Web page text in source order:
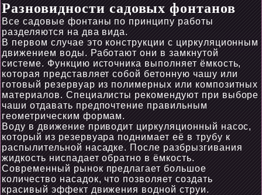
Разновидности садовых фонтанов
Все садовые фонтаны по принципу работы
разделяются на два вида.
В первом случае это конструкции с циркуляционным
движением воды. Работают они в замкнутой
системе. Функцию источника выполняет ёмкость,
которая представляет собой бетонную чашу или
готовый резервуар из полимерных или композитных
материалов. Специалисты рекомендуют при выборе
чаши отдавать предпочтение правильным
геометрическим формам.
Воду в движение приводит циркуляционный насос,
который из резервуара поднимает её в трубу к
распылительной насадке. После разбрызгивания
жидкость ниспадает обратно в ёмкость.
Современный рынок предлагает большое
количество насадок, что позволяет создать
красивый эффект движения водной струи.